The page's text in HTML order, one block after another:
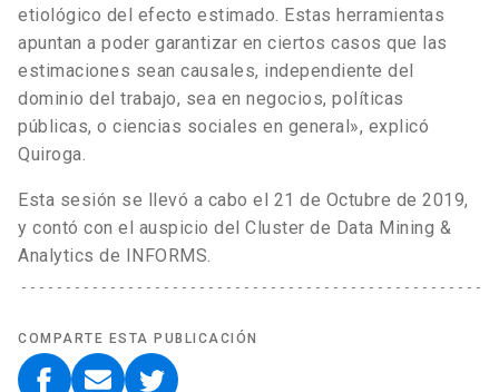
etiológico del efecto estimado. Estas herramientas
apuntan a poder garantizar en ciertos casos que las
estimaciones sean causales, independiente del
dominio del trabajo, sea en negocios, políticas
públicas, o ciencias sociales en general», explicó
Quiroga.
Esta sesión se llevó a cabo el 21 de Octubre de 2019,
y contó con el auspicio del Cluster de Data Mining &
Analytics de INFORMS.
COMPARTE ESTA PUBLICACIÓN